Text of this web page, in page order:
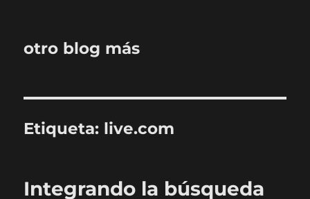
otro blog más
Etiqueta: live.com
Integrando la búsqueda